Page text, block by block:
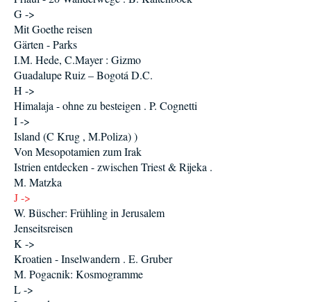
G ->
Mit Goethe reisen
Gärten - Parks
I.M. Hede, C.Mayer : Gizmo
Guadalupe Ruiz – Bogotá D.C.
H ->
Himalaja - ohne zu besteigen . P. Cognetti
I ->
Island (C Krug , M.Poliza) )
Von Mesopotamien zum Irak
Istrien entdecken - zwischen Triest & Rijeka .
M. Matzka
J ->
W. Büscher: Frühling in Jerusalem
Jenseitsreisen
K ->
Kroatien - Inselwandern . E. Gruber
M. Pogacnik: Kosmogramme
L ->